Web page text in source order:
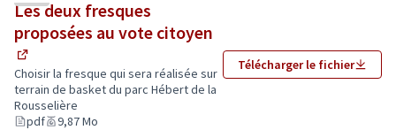
Les deux fresques
proposées au vote citoyen
(Lien externe)
Choisir la fresque qui sera réalisée sur
terrain de basket du parc Hébert de la
Rousselière
pdf
9,87 Mo
Télécharger le fichier